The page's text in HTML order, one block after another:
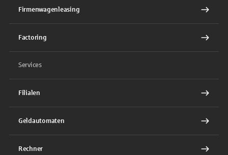
Firmenwagenleasing
Factoring
Services
Filialen
Geldautomaten
Rechner